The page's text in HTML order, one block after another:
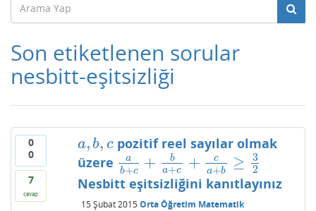
Son etiketlenen sorular
nesbitt-eşitsizliği
0
0
7
cevap
a, b, c
a,b,c
pozitif reel sayılar olmak
üzere
a
b+c +
b
a+c +
c
a+b ≥
3
2
ab+c+b a+c+ ca +b≥3 2
Nesbitt eşitsizliğini kanıtlayınız
15 Şubat 2015 Orta Öğretim Matematik